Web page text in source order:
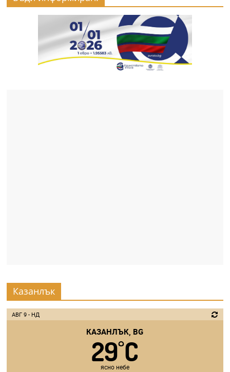
Казанлък
АВГ 9 - НД
КАЗАНЛЪК, BG
29°C
ясно небе